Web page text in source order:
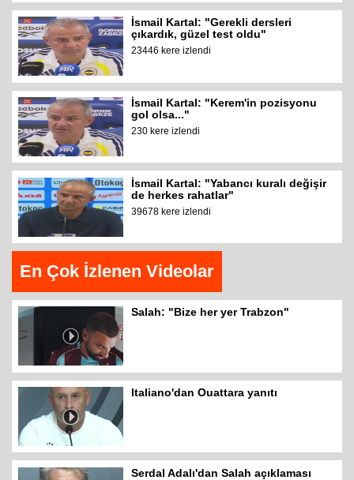
İsmail Kartal: "Gerekli dersleri
çıkardık, güzel test oldu"
23446 kere izlendi
İsmail Kartal: "Kerem'in pozisyonu
gol olsa..."
230 kere izlendi
İsmail Kartal: "Yabancı kuralı değişir
de herkes rahatlar"
39678 kere izlendi
En Çok İzlenen Videolar
Salah: "Bize her yer Trabzon"
Italiano'dan Ouattara yanıtı
Serdal Adalı'dan Salah açıklaması